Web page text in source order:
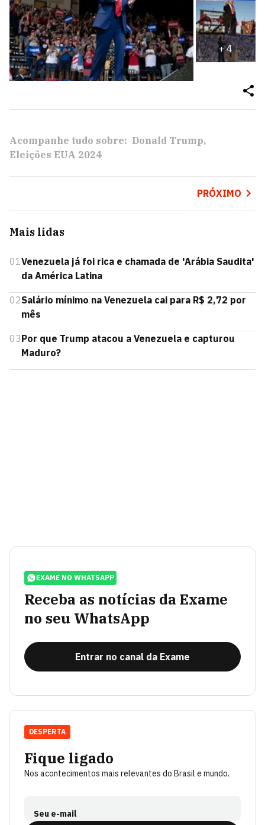
+4
Acompanhe tudo sobre: Donald Trump
Eleições EUA 2024
PRÓXIMO
Mais lidas
01Venezuela já foi rica e chamada de 'Arábia Saudita'
da América Latina
02Salário mínimo na Venezuela cai para R$ 2,72 por
mês
03Por que Trump atacou a Venezuela e capturou
Maduro?
EXAME NO WHATSAPP
Receba as notícias da Exame
no seu WhatsApp
Entrar no canal da Exame
Fique ligado
Nos acontecimentos mais relevantes do Brasil e mundo.
Seu e-mail
DESPERTA